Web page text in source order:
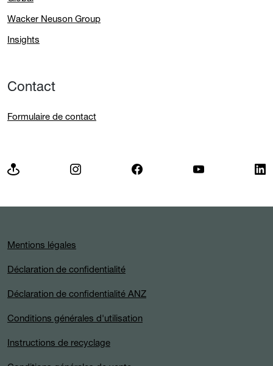
Wacker Neuson Group
Insights
Contact
Formulaire de contact
Mentions légales
Déclaration de confidentialité
Déclaration de confidentialité ANZ
Conditions générales d'utilisation
Instructions de recyclage